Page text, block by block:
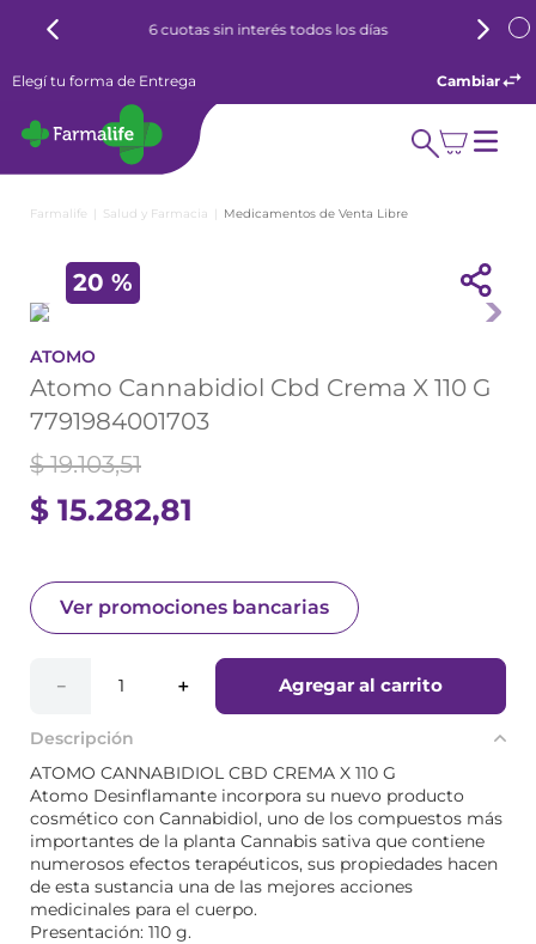
6 cuotas sin interés todos los días
Elegí tu forma de Entrega Cambiar
Salud y Farmacia Medicamentos de Venta Libre
20 %
ATOMO
Atomo Cannabidiol Cbd Crema X 110 G
7791984001703
$ 15.282,81
$ 19.103,51
Ver promociones bancarias
＋
－ Agregar al carrito
Descripción
ATOMO CANNABIDIOL CBD CREMA X 110 G
Atomo Desinflamante incorpora su nuevo producto
cosmético con Cannabidiol, uno de los compuestos más
importantes de la planta Cannabis sativa que contiene
numerosos efectos terapéuticos, sus propiedades hacen
de esta sustancia una de las mejores acciones
medicinales para el cuerpo.
Presentación: 110 g.